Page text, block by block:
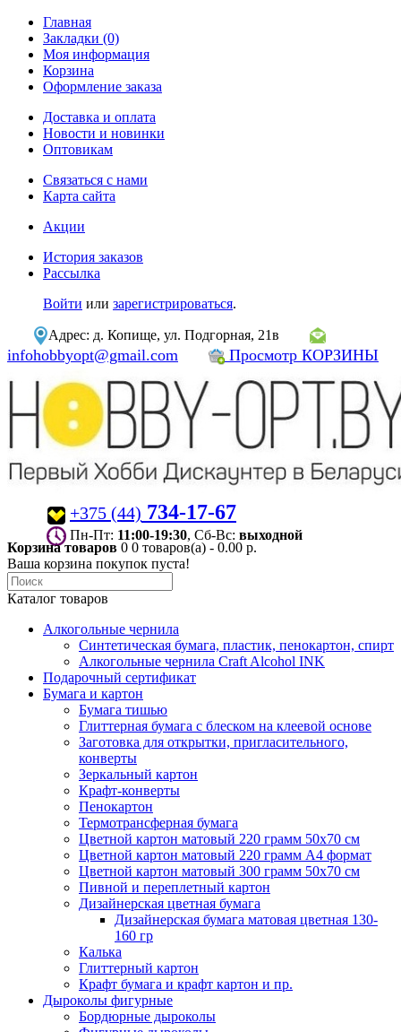
Главная
Закладки (0)
Моя информация
Корзина
Оформление заказа
Доставка и оплата
Новости и новинки
Оптовикам
Связаться с нами
Карта сайта
Акции
История заказов
Рассылка
Войти или зарегистрироваться.
Адрес: д. Копище, ул. Подгорная, 21в
infohobbyopt@gmail.com Просмотр КОРЗИНЫ
+375 (44) 734-17-67
Пн-Пт: 11:00-19:30 , Сб-Вс: выходной
Корзина товаров 0 0 товаров(а) - 0.00 р.
Ваша корзина покупок пуста!
Каталог товаров
Алкогольные чернила
Синтетическая бумага, пластик, пенокартон, спирт
Алкогольные чернила Craft Alcohol INK
Подарочный сертификат
Бумага и картон
Бумага тишью
Глиттерная бумага с блеском на клеевой основе
Заготовка для открытки, пригласительного,
конверты
Зеркальный картон
Крафт-конверты
Пенокартон
Термотрансферная бумага
Цветной картон матовый 220 грамм 50х70 см
Цветной картон матовый 220 грамм A4 формат
Цветной картон матовый 300 грамм 50х70 см
Пивной и переплетный картон
Дизайнерская цветная бумага
Дизайнерская бумага матовая цветная 130-
160 гр
Калька
Глиттерный картон
Крафт бумага и крафт картон и пр.
Дыроколы фигурные
Бордюрные дыроколы